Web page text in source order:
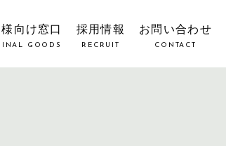
向け窓口
GOODS
採用情報
RECRUIT
お問い合わせ
CONTACT